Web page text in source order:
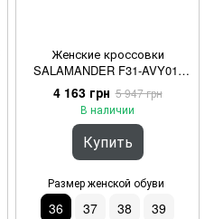
Женские кроссовки
SALAMANDER F31-AVY01-
1469-4141 Синий 36
4 163 грн 5 947 грн
В наличии
Купить
Размер женской обуви
36 37 38 39